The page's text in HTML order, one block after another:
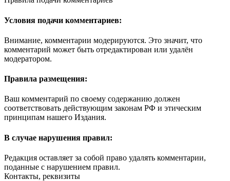
Условия подачи комментариев:
Внимание, комментарии модерируются. Это значит, что
комментарий может быть отредактирован или удалён
модератором.
Правила размещения:
Ваш комментарий по своему содержанию должен
соответствовать действующим законам РФ и этическим
принципам нашего Издания.
В случае нарушения правил:
Редакция оставляет за собой право удалять комментарии,
поданные с нарушением правил.
Контакты, реквизиты